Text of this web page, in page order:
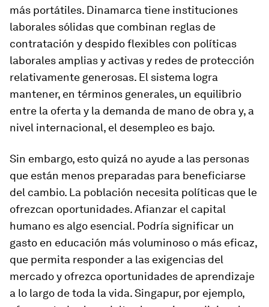
más portátiles. Dinamarca tiene instituciones
laborales sólidas que combinan reglas de
contratación y despido flexibles con políticas
laborales amplias y activas y redes de protección
relativamente generosas. El sistema logra
mantener, en términos generales, un equilibrio
entre la oferta y la demanda de mano de obra y, a
nivel internacional, el desempleo es bajo.
Sin embargo, esto quizá no ayude a las personas
que están menos preparadas para beneficiarse
del cambio. La población necesita políticas que le
ofrezcan oportunidades. Afianzar el capital
humano es algo esencial. Podría significar un
gasto en educación más voluminoso o más eficaz,
que permita responder a las exigencias del
mercado y ofrezca oportunidades de aprendizaje
a lo largo de toda la vida. Singapur, por ejemplo,